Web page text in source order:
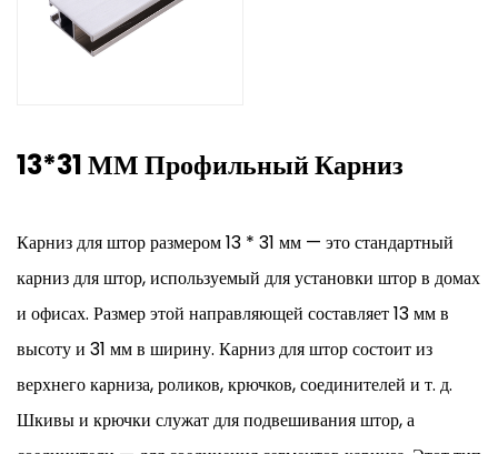
13*31 ММ Профильный Карниз
Карниз для штор размером 13 * 31 мм — это стандартный
карниз для штор, используемый для установки штор в домах
и офисах. Размер этой направляющей составляет 13 мм в
высоту и 31 мм в ширину. Карниз для штор состоит из
верхнего карниза, роликов, крючков, соединителей и т. д.
Шкивы и крючки служат для подвешивания штор, а